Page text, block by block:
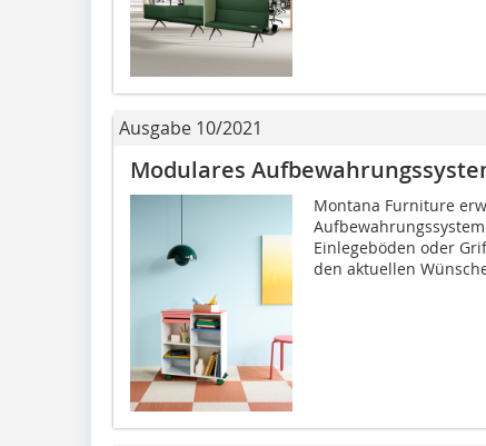
Ausgabe 10/2021
Modulares
Montana Furniture
Einlegeböden oder
den aktuellen